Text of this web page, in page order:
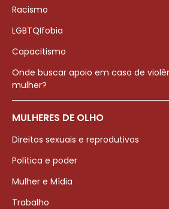
Racismo
LGBTQIfobia
Capacitismo
Onde buscar apoio em caso de
mulher?
MULHERES DE OLHO
Direitos sexuais e reprodutivos
Política e poder
Mulher e Mídia
Trabalho